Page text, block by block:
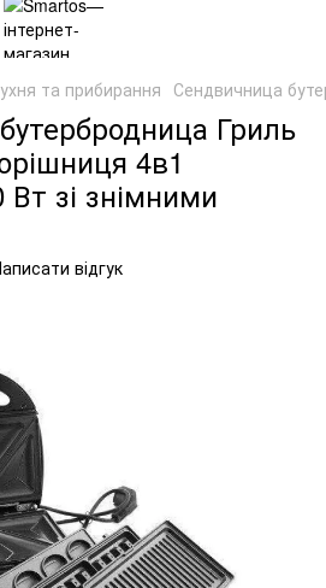
та прибирання Сендвичница
Гриль
4в1
зі знімними
відгук